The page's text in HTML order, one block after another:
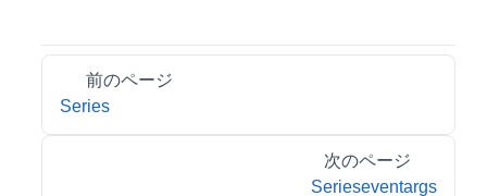
前のページ
Series
次のページ
Serieseventargs